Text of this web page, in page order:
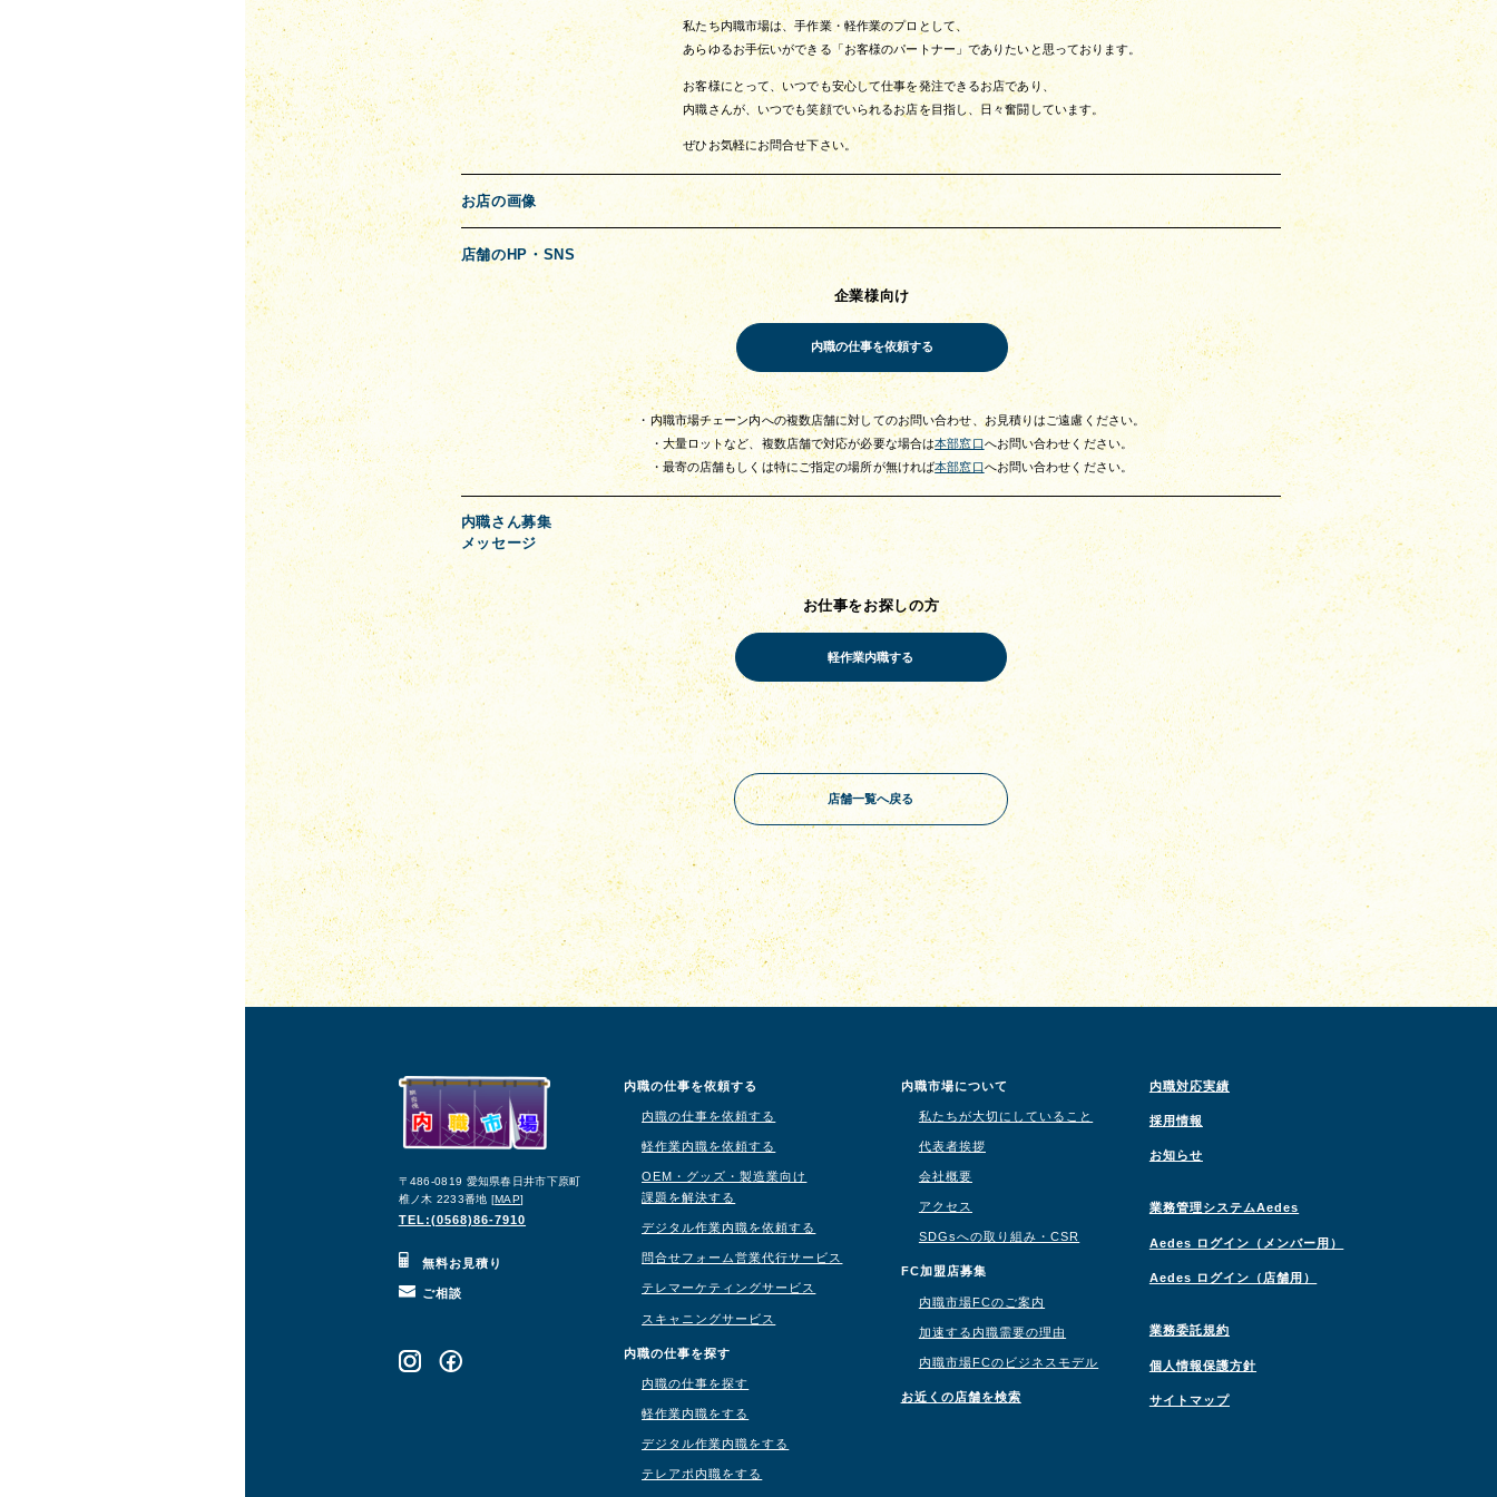
私たち内職市場は、手作業・軽作業のプロとして、
あらゆるお手伝いができる「お客様のパートナー」でありたいと思っております。
お客様にとって、いつでも安心して仕事を発注できるお店であり、
内職さんが、いつでも笑顔でいられるお店を目指し、日々奮闘しています。
ぜひお気軽にお問合せ下さい。
お店の画像
店舗のHP・SNS
企業様向け
・内職市場チェーン内への複数店舗に対してのお問い合わせ、お見積りはご遠慮ください。
・大量ロットなど、複数店舗で対応が必要な場合は本部窓口へお問い合わせください。
・最寄の店舗もしくは特にご指定の場所が無ければ本部窓口へお問い合わせください。
内職さん募集
メッセージ
お仕事をお探しの方
店舗一覧へ戻る
〒486-0819 愛知県春日井市下原町
椎ノ木 2233番地 [MAP]
TEL:(0568)86-7910
無料お見積り
ご相談
内職の仕事を依頼する
内職の仕事を依頼する
軽作業内職を依頼する
OEM・グッズ・製造業向け
課題を解決する
デジタル作業内職を依頼する
問合せフォーム営業代行サービス
テレマーケティングサービス
スキャニングサービス
内職の仕事を探す
内職の仕事を探す
軽作業内職をする
デジタル作業内職をする
テレアポ内職をする
内職市場について
私たちが大切にしていること
代表者挨拶
会社概要
アクセス
SDGsへの取り組み・CSR
FC加盟店募集
内職市場FCのご案内
加速する内職需要の理由
内職市場FCのビジネスモデル
お近くの店舗を検索
内職対応実績
採用情報
お知らせ
業務管理システムAedes
Aedes ログイン（メンバー用）
Aedes ログイン（店舗用）
業務委託規約
個人情報保護方針
サイトマップ